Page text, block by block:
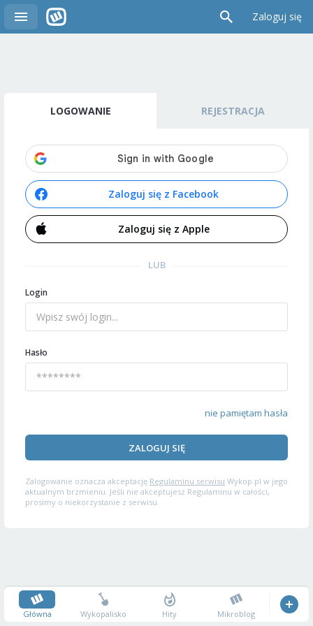
Zaloguj się
LOGOWANIE REJESTRACJA
Zaloguj się z Facebook
Zaloguj się z Apple
LUB
Login
Hasło
nie pamiętam hasła
ZALOGUJ SIĘ
Zalogowanie oznacza akceptację Regulaminu serwisu Wykop.pl w jego
aktualnym brzmieniu. Jeśli nie akceptujesz Regulaminu w całości,
prosimy o niekorzystanie z serwisu.
Główna Wykopalisko Hity Mikroblog